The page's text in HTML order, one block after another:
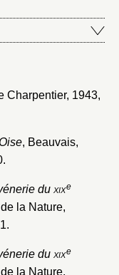
Charpentier, 1943,
, Beauvais,
du xixe
la Nature,
du xixe
la Nature,